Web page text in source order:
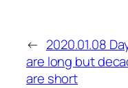
← 2020.01.08
are long but
are short